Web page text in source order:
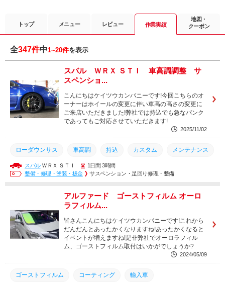
トップ メニュー レビュー 作業実績
地図・
クーポン
全347件中1~20件を表示
スバル ＷＲＸ ＳＴＩ 車高調調整 サ
スペンショ...
こんにちはケイツウカンパニーです!今回こちらのオ
ーナーはホイールの変更に伴い車高の高さの変更に
ご来店いただきました!弊社では持込でも急なパンク
であってもご対応させていただきます!
2025/11/02
ローダウンサス 車高調 持込 カスタム メンテナンス
コーティング 土日営業 取付
スバルＷＲＸ ＳＴＩ
1日間 3時間
整備・修理・塗装・板金
サスペンション・足回り修理・整備
アルファード ゴーストフィルム オーロ
ラフィルム...
皆さんこんにちはケイツウカンパニーです!これから
だんだんとあったかくなりますね!あったかくなると
イベントが増えますね!是非弊社でオーロラフィル
ム、ゴーストフィルム取付はいかがでしょうか?
2024/05/09
ゴーストフィルム コーティング 輸入車